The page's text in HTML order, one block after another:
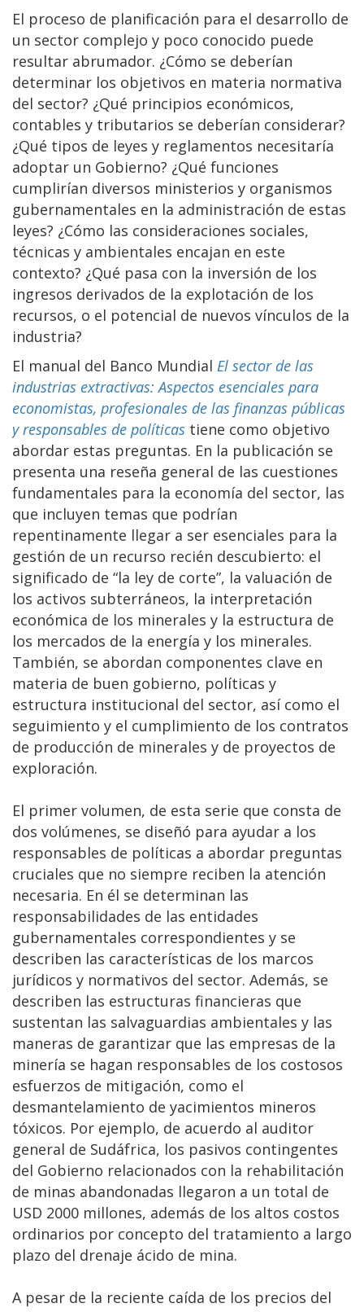
El proceso de planificación para el desarrollo de
un sector complejo y poco conocido puede
resultar abrumador. ¿Cómo se deberían
determinar los objetivos en materia normativa
del sector? ¿Qué principios económicos,
contables y tributarios se deberían considerar?
¿Qué tipos de leyes y reglamentos necesitaría
adoptar un Gobierno? ¿Qué funciones
cumplirían diversos ministerios y organismos
gubernamentales en la administración de estas
leyes? ¿Cómo las consideraciones sociales,
técnicas y ambientales encajan en este
contexto? ¿Qué pasa con la inversión de los
ingresos derivados de la explotación de los
recursos, o el potencial de nuevos vínculos de la
industria?
El manual del Banco Mundial El sector de las
industrias extractivas: Aspectos esenciales para
economistas, profesionales de las finanzas públicas
y responsables de políticas tiene como objetivo
abordar estas preguntas. En la publicación se
presenta una reseña general de las cuestiones
fundamentales para la economía del sector, las
que incluyen temas que podrían
repentinamente llegar a ser esenciales para la
gestión de un recurso recién descubierto: el
significado de “la ley de corte”, la valuación de
los activos subterráneos, la interpretación
económica de los minerales y la estructura de
los mercados de la energía y los minerales.
También, se abordan componentes clave en
materia de buen gobierno, políticas y
estructura institucional del sector, así como el
seguimiento y el cumplimiento de los contratos
de producción de minerales y de proyectos de
exploración.
El primer volumen, de esta serie que consta de
dos volúmenes, se diseñó para ayudar a los
responsables de políticas a abordar preguntas
cruciales que no siempre reciben la atención
necesaria. En él se determinan las
responsabilidades de las entidades
gubernamentales correspondientes y se
describen las características de los marcos
jurídicos y normativos del sector. Además, se
describen las estructuras financieras que
sustentan las salvaguardias ambientales y las
maneras de garantizar que las empresas de la
minería se hagan responsables de los costosos
esfuerzos de mitigación, como el
desmantelamiento de yacimientos mineros
tóxicos. Por ejemplo, de acuerdo al auditor
general de Sudáfrica, los pasivos contingentes
del Gobierno relacionados con la rehabilitación
de minas abandonadas llegaron a un total de
USD 2000 millones, además de los altos costos
ordinarios por concepto del tratamiento a largo
plazo del drenaje ácido de mina.
A pesar de la reciente caída de los precios del